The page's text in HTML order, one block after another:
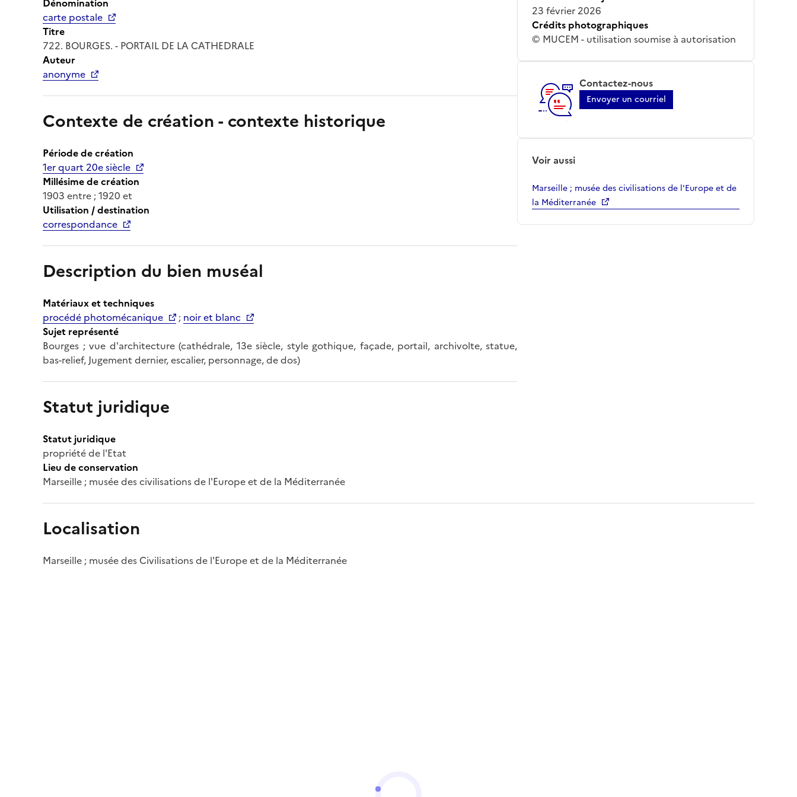
carte postale
Titre
722. BOURGES. - PORTAIL DE LA CATHEDRALE
Auteur
anonyme
Contexte de création - contexte historique
Période de création
1er quart 20e siècle
Millésime de création
1903 entre ; 1920 et
Utilisation / destination
correspondance
Description du bien muséal
Matériaux et techniques
procédé photomécanique
; noir et blanc
Sujet représenté
Bourges ; vue d'architecture (cathédrale, 13e siècle, style gothique, façade, portail, archivolte, statue,
bas-relief, Jugement dernier, escalier, personnage, de dos)
Statut juridique
Statut juridique
propriété de l'Etat
Lieu de conservation
Marseille ; musée des civilisations de l'Europe et de la Méditerranée
23 février 2026
Crédits photographiques
© MUCEM - utilisation soumise à autorisation
Contactez-nous
Envoyer un courriel
Voir aussi
Marseille ; musée des civilisations de l'Europe et de
la Méditerranée
Localisation
Marseille ; musée des Civilisations de l'Europe et de la Méditerranée